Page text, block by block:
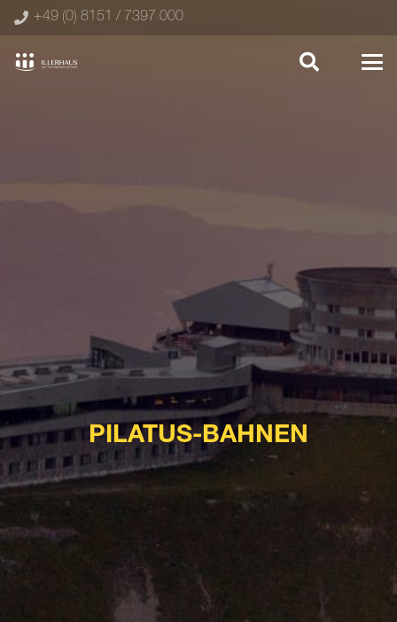
+49 (0) 8151 / 7397 000
PILATUS-BAHNEN